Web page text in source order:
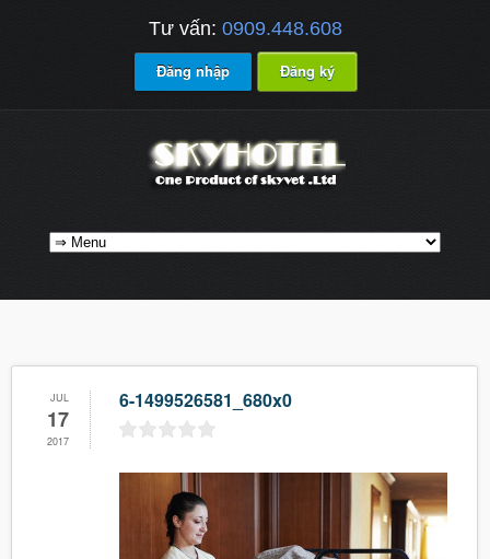
Tư vấn: 0909.448.608
Đăng nhập Đăng ký
JUL
17
2017
6-1499526581_680x0